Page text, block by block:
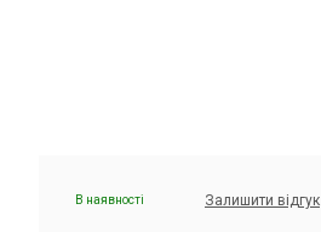
В наявності Залишити відгук